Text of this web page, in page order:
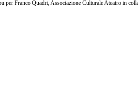
per Franco Quadri, Associazione Culturale Ateatro in